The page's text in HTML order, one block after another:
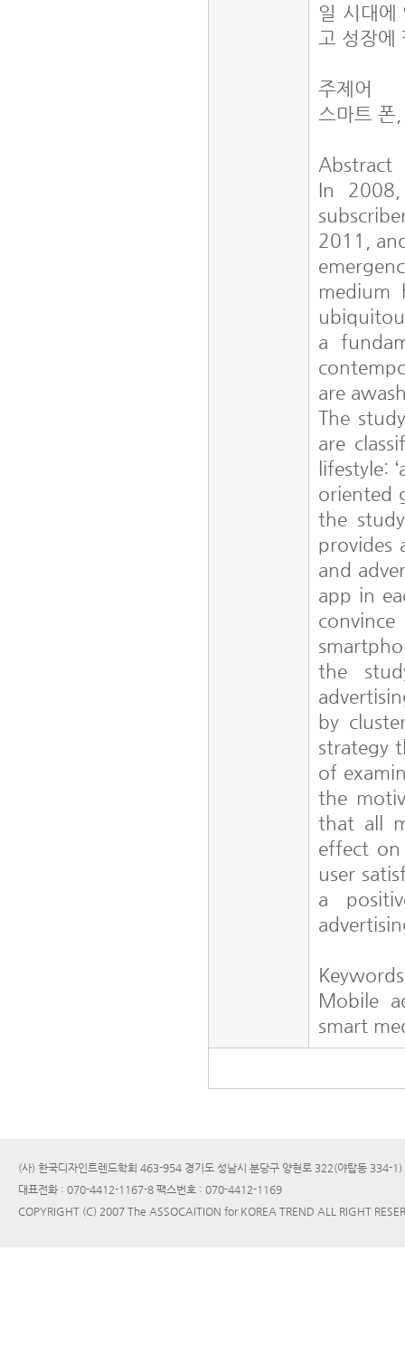
일 시대에
고 성장에
주제어
스마트 폰
Abstract
In
2011,
a
are
The
are
lifestyle:
oriented
the
provides
and
app in
the
by
strategy
of
the
that all
effect
user
a
Mobile
smart
(사) 한국디자인트렌드학회 463-954 경기도 성남시 분당구 양현로 322(야탑동 334-
대표전화 : 070-4412-1167-8 팩스번호 : 070-4412-1169
COPYRIGHT (C) 2007 The ASSOCAITION for KOREA TREND ALL RIGHT